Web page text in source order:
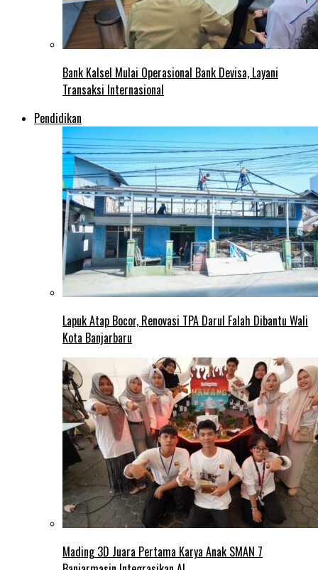
Bank Kalsel Mulai Operasional Bank Devisa, Layani
Transaksi Internasional
Pendidikan
Lapuk Atap Bocor, Renovasi TPA Darul Falah Dibantu Wali
Kota Banjarbaru
Mading 3D Juara Pertama Karya Anak SMAN 7